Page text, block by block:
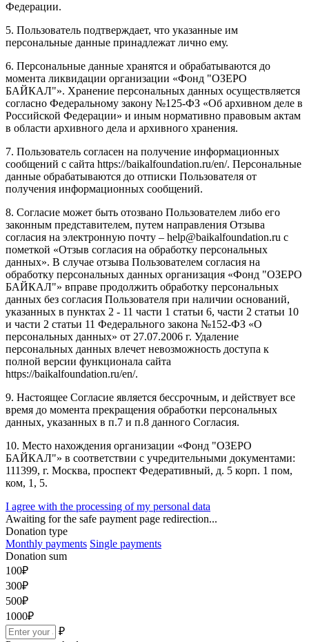
Федерации.
5. Пользователь подтверждает, что указанные им
персональные данные принадлежат лично ему.
6. Персональные данные хранятся и обрабатываются до
момента ликвидации организации «Фонд "ОЗЕРО
БАЙКАЛ"». Хранение персональных данных осуществляется
согласно Федеральному закону №125-ФЗ «Об архивном деле в
Российской Федерации» и иным нормативно правовым актам
в области архивного дела и архивного хранения.
7. Пользователь согласен на получение информационных
сообщений с сайта https://baikalfoundation.ru/en/. Персональные
данные обрабатываются до отписки Пользователя от
получения информационных сообщений.
8. Согласие может быть отозвано Пользователем либо его
законным представителем, путем направления Отзыва
согласия на электронную почту – help@baikalfoundation.ru с
пометкой «Отзыв согласия на обработку персональных
данных». В случае отзыва Пользователем согласия на
обработку персональных данных организация «Фонд "ОЗЕРО
БАЙКАЛ"» вправе продолжить обработку персональных
данных без согласия Пользователя при наличии оснований,
указанных в пунктах 2 - 11 части 1 статьи 6, части 2 статьи 10
и части 2 статьи 11 Федерального закона №152-ФЗ «О
персональных данных» от 27.07.2006 г. Удаление
персональных данных влечет невозможность доступа к
полной версии функционала сайта
https://baikalfoundation.ru/en/.
9. Настоящее Согласие является бессрочным, и действует все
время до момента прекращения обработки персональных
данных, указанных в п.7 и п.8 данного Согласия.
10. Место нахождения организации «Фонд "ОЗЕРО
БАЙКАЛ"» в соответствии с учредительными документами:
111399, г. Москва, проспект Федеративный, д. 5 корп. 1 пом,
ком, 1, 5.
I agree with the processing of my personal data
Awaiting for the safe payment page redirection...
Donation type
Monthly payments Single payments
Donation sum
100₽
300₽
500₽
1000₽
₽